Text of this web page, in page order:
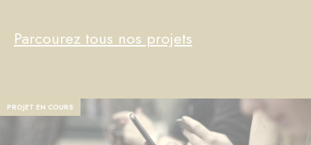
Parcourez tous nos projets
PROJET EN COURS